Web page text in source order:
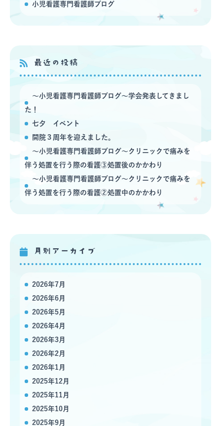
小児看護専門看護師ブログ
最近の投稿
〜小児看護専門看護師ブログ〜学会発表してきまし
た！
七夕 イベント
開院３周年を迎えました。
〜小児看護専門看護師ブログ〜クリニックで痛みを
伴う処置を行う際の看護③処置後のかかわり
〜小児看護専門看護師ブログ〜クリニックで痛みを
伴う処置を行う際の看護②処置中のかかわり
月別アーカイブ
2026年7月
2026年6月
2026年5月
2026年4月
2026年3月
2026年2月
2026年1月
2025年12月
2025年11月
2025年10月
2025年9月